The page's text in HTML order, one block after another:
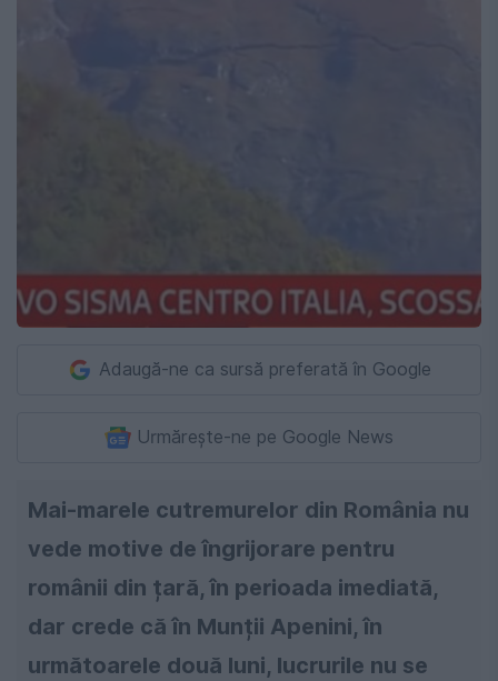
Adaugă-ne ca sursă preferată în Google
Urmărește-ne pe Google News
Mai-marele cutremurelor din România nu
vede motive de îngrijorare pentru
românii din țară, în perioada imediată,
dar crede că în Munții Apenini, în
următoarele două luni, lucrurile nu se